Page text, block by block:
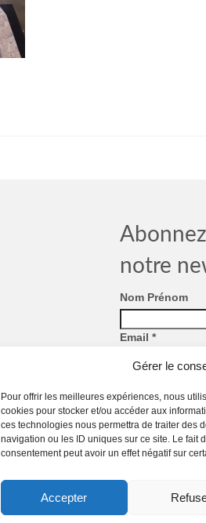
Gérer le
Pour offrir les meilleures expériences, nous
cookies pour stocker et/ou accéder aux
ces technologies nous permettra de traiter des
navigation ou les ID uniques sur ce site. Le fait
consentement peut avoir un effet négatif sur
Accepter
notre
Nom Prénom
Email *
RGPD
Nous gardons
les partageons
rendent ce
notre politique de